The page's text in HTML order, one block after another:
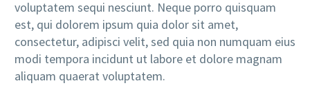
voluptatem sequi nesciunt. Neque porro quisquam
est, qui dolorem ipsum quia dolor sit amet,
consectetur, adipisci velit, sed quia non numquam eius
modi tempora incidunt ut labore et dolore magnam
aliquam quaerat voluptatem.